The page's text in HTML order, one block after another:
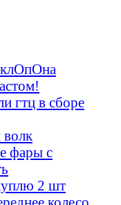
гтц в сборе
волк
фары с
2 шт
колесо